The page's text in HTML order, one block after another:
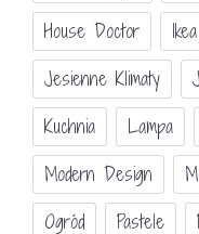
House Doctor
Ikea
Jesienne Klimaty
Kuchnia
Lampa
Modern Design
Ogród
Pastele